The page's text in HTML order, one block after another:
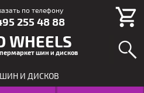
WHEELS
шин и дисков
И ДИСКОВ
по телефону
255 48 88